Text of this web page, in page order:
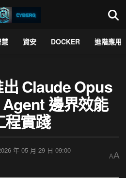
資安 DOCKER 進階應用
Claude Opus
邊界效能
程實踐
年 05 月 29 日 09:00
AA